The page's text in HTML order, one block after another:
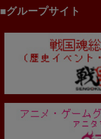
グループサイト